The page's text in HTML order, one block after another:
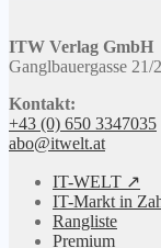
ITW Verlag GmbH
Ganglbauergasse
Kontakt:
+43 (0) 650 3347035
abo@itwelt.at
IT-WELT ↗
IT-Markt in
Rangliste
Premium